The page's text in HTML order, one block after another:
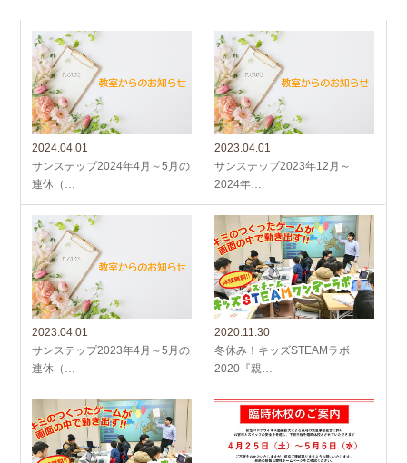
2024.04.01
サンステップ2024年4月～5月の
連休（…
2023.04.01
サンステップ2023年12月～
2024年…
2023.04.01
サンステップ2023年4月～5月の
連休（…
2020.11.30
冬休み！キッズSTEAMラボ
2020『親…